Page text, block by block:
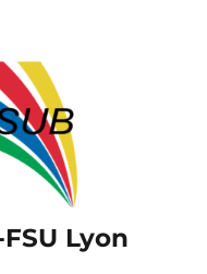
Lyon